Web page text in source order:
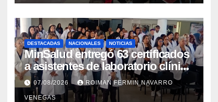
DESTACADAS NACIONALES NOTICIAS
MinSalud entregó 63 certificados
a asistentes de laboratorio clínico
para garantizar respaldo legal y
profesional
07/08/2026 ROIMAN FERMIN NAVARRO
VENEGAS